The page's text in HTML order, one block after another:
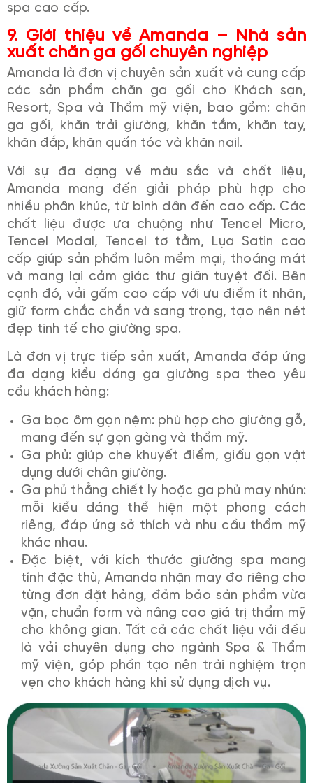
spa cao cấp.
9. Giới thiệu về Amanda – Nhà sản
xuất chăn ga gối chuyên nghiệp
Amanda là đơn vị chuyên sản xuất và cung cấp
các sản phẩm chăn ga gối cho Khách sạn,
Resort, Spa và Thẩm mỹ viện, bao gồm: chăn
ga gối, khăn trải giường, khăn tắm, khăn tay,
khăn đắp, khăn quấn tóc và khăn nail.
Với sự đa dạng về màu sắc và chất liệu,
Amanda mang đến giải pháp phù hợp cho
nhiều phân khúc, từ bình dân đến cao cấp. Các
chất liệu được ưa chuộng như Tencel Micro,
Tencel Modal, Tencel tơ tằm, Lụa Satin cao
cấp giúp sản phẩm luôn mềm mại, thoáng mát
và mang lại cảm giác thư giãn tuyệt đối. Bên
cạnh đó, vải gấm cao cấp với ưu điểm ít nhăn,
giữ form chắc chắn và sang trọng, tạo nên nét
đẹp tinh tế cho giường spa.
Là đơn vị trực tiếp sản xuất, Amanda đáp ứng
đa dạng kiểu dáng ga giường spa theo yêu
cầu khách hàng:
Ga bọc ôm gọn nệm: phù hợp cho giường gỗ,
mang đến sự gọn gàng và thẩm mỹ.
Ga phủ: giúp che khuyết điểm, giấu gọn vật
dụng dưới chân giường.
Ga phủ thẳng chiết ly hoặc ga phủ may nhún:
mỗi kiểu dáng thể hiện một phong cách
riêng, đáp ứng sở thích và nhu cầu thẩm mỹ
khác nhau.
Đặc biệt, với kích thước giường spa mang
tính đặc thù, Amanda nhận may đo riêng cho
từng đơn đặt hàng, đảm bảo sản phẩm vừa
vặn, chuẩn form và nâng cao giá trị thẩm mỹ
cho không gian. Tất cả các chất liệu vải đều
là vải chuyên dụng cho ngành Spa & Thẩm
mỹ viện, góp phần tạo nên trải nghiệm trọn
vẹn cho khách hàng khi sử dụng dịch vụ.